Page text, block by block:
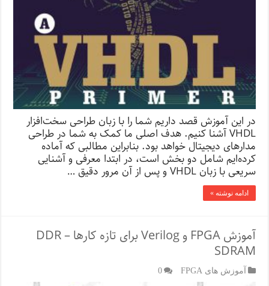
در این آموزش قصد داریم شما را با زبان طراحی سخت‌افزار
VHDL آشنا کنیم. هدف اصلی ما کمک به شما در طراحی
مدارهای دیجیتال خواهد بود. بنابراین مطالبی که آماده
کرده‌ایم شامل دو بخش است، در ابتدا معرفی و آشنایی
سریعی با زبان VHDL و پس از آن مرور دقیق …
ادامه نوشته »
آموزش FPGA و Verilog برای تازه کارها – DDR
SDRAM
آموزش های FPGA 0